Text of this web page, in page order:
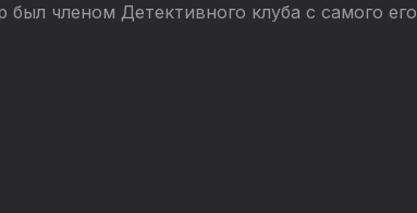
членом Детективного клуба с самого его